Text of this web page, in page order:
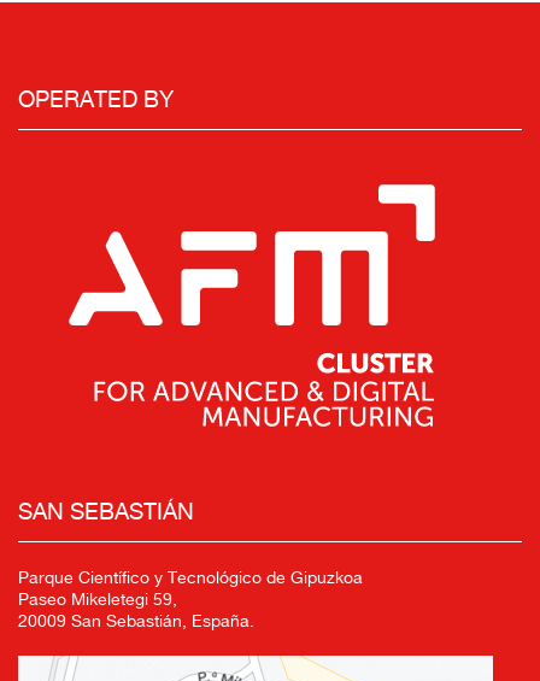
OPERATED BY
SAN SEBASTIÁN
Parque Científico y Tecnológico de Gipuzkoa
Paseo Mikeletegi 59,
20009 San Sebastián, España.